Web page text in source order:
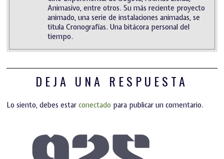
Animasivo, entre otros. Su más reciente proyecto
animado, una serie de instalaciones animadas, se
titula Cronografías. Una bitácora personal del
tiempo.
DEJA UNA RESPUESTA
Lo siento, debes estarconectado para publicar un comentario.